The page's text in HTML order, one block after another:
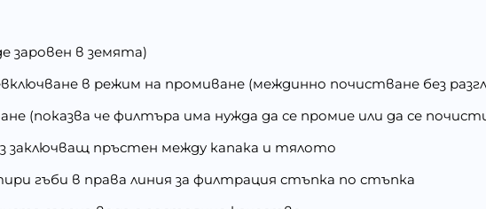
заровен в земята)
в режим на промиване (междинно почистване без
(показва че филтъра има нужда да се промие или да се
заключващ пръстен между капака и тялото
гъби в права линия за филтрация стъпка по стъпка